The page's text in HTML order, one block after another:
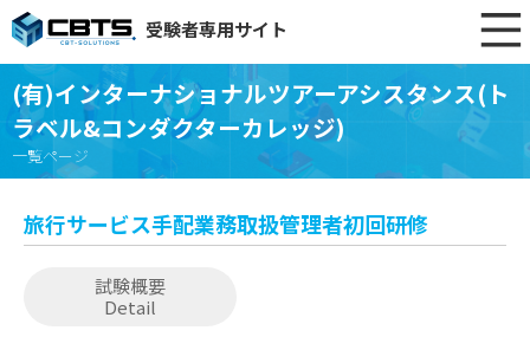
受験者専用サイト
(有)インターナショナルツアーアシスタンス(ト
ラベル&コンダクターカレッジ)
一覧ページ
旅行サービス手配業務取扱管理者初回研修
試験概要
Detail